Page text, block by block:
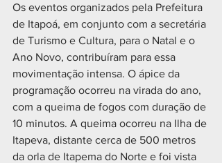
Os eventos organizados pela Prefeitura
de Itapoá, em conjunto com a secretária
de Turismo e Cultura, para o Natal e o
Ano Novo, contribuíram para essa
movimentação intensa. O ápice da
programação ocorreu na virada do ano,
com a queima de fogos com duração de
10 minutos. A queima ocorreu na Ilha de
Itapeva, distante cerca de 500 metros
da orla de Itapema do Norte e foi vista